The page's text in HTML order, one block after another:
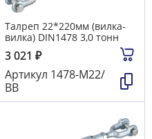
Талреп 22*220мм (вилка-
вилка) DIN1478 3,0 тонн
3 021 ₽
Артикул 1478-М22/
ВВ